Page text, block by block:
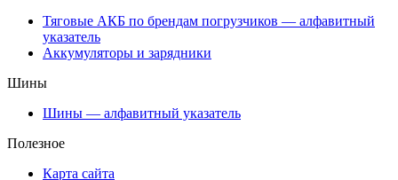
Тяговые АКБ по брендам погрузчиков — алфавитный
указатель
Аккумуляторы и зарядники
Шины
Шины — алфавитный указатель
Полезное
Карта сайта